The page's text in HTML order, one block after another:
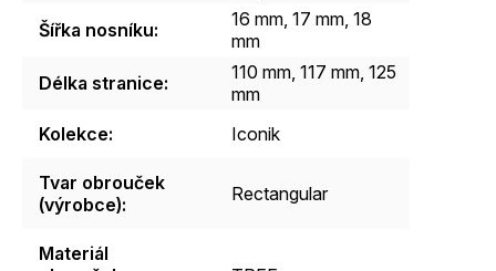
Šířka nosníku:
16 mm, 17 mm, 18
mm
Délka stranice:
110 mm, 117 mm, 125
mm
Kolekce: Iconik
Tvar obrouček
(výrobce): Rectangular
Materiál